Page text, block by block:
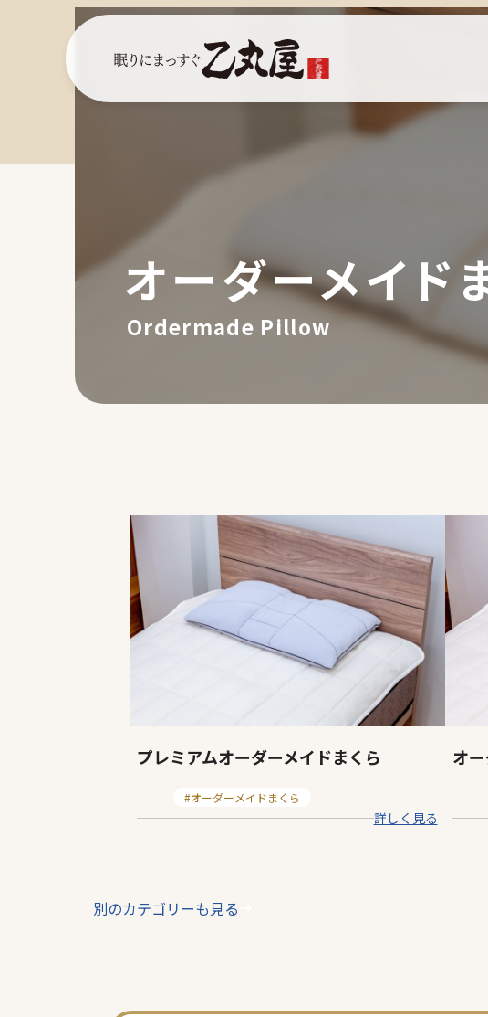
オーダーメイド
Ordermade Pillow
プレミアムオーダーメイドまくら
テ
ー
オーダーメイドまくら
詳しく見る
オ
テ
別のカテゴリーも見る